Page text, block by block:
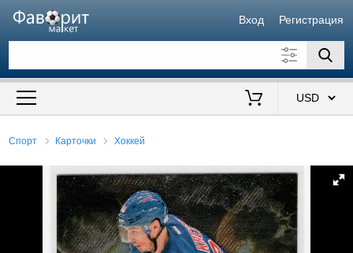
Вход Регистрация
Искать также в описании
Спорт Карточки Хоккей